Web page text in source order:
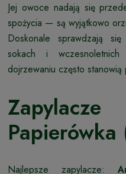
Jej owoce nadają się
spożycia — są wyjątkowo
Doskonale sprawdzają
sokach i
dojrzewaniu często
Papierówka
Najlepsze zapylacze: